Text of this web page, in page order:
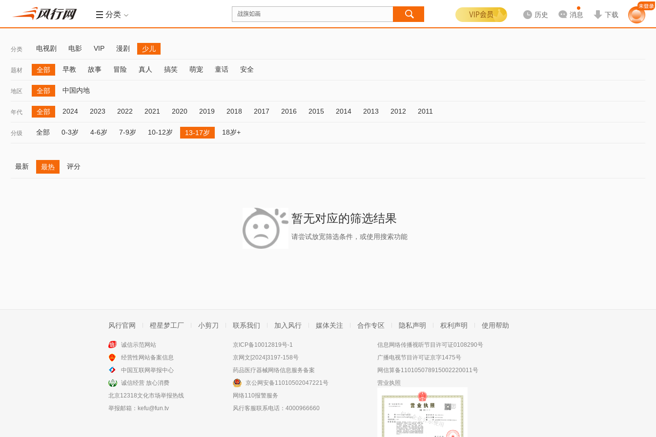
分类 历史 消息 下载
分类 电视剧 电影 VIP 漫剧 少儿
题材 全部 早教 故事 冒险 真人 搞笑 萌宠 童话 安全
地区 全部 中国内地
年代 全部 2024 2023 2022 2021 2020 2019 2018 2017 2016 2015 2014 2013 2012 2011
分级 全部 0-3岁 4-6岁 7-9岁 10-12岁 13-17岁 18岁+
最新 最热 评分
暂无对应的筛选结果
请尝试放宽筛选条件，或使用搜索功能
风行官网 橙星梦工厂 小剪刀 联系我们 加入风行 媒体关注 合作专区 隐私声明 权利声明 使用帮助
诚信示范网站
经营性网站备案信息
中国互联网举报中心
诚信经营 放心消费
北京12318文化市场举报热线
举报邮箱： kefu@fun.tv
京ICP备10012819号-1
京网文[2024]3197-158号
药品医疗器械网络信息服务备案
京公网安备11010502047221号
网络110报警服务
风行客服联系电话：4000966660
信息网络传播视听节目许可证0108290号
广播电视节目许可证京字1475号
网信算备110105078915002220011号
营业执照